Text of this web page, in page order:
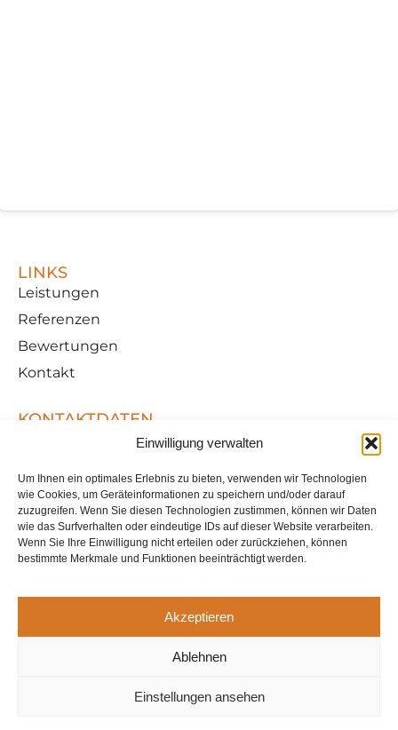
Einwilligung verwalten
Um Ihnen ein optimales Erlebnis zu bieten, verwenden wir Technologien
wie Cookies, um Geräteinformationen zu speichern und/oder darauf
zuzugreifen. Wenn Sie diesen Technologien zustimmen, können wir Daten
wie das Surfverhalten oder eindeutige IDs auf dieser Website verarbeiten.
Wenn Sie Ihre Einwilligung nicht erteilen oder zurückziehen, können
bestimmte Merkmale und Funktionen beeinträchtigt werden.
Akzeptieren
Ablehnen
Einstellungen ansehen
LINKS
Leistungen
Referenzen
Bewertungen
Kontakt
KONTAKTDATEN
+49 (0) 6826 – 8189678
Kontaktformular
Wellesweilerstraße 80 66450 Bexbach